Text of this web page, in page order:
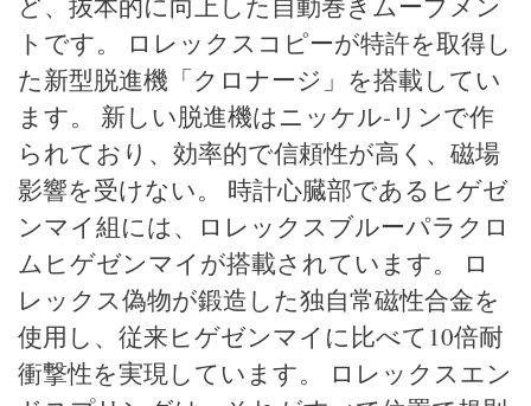
トです。 ロレックスコピーが特許を取得し
た新型脱進機「クロナージ」を搭載してい
ます。 新しい脱進機はニッケル-リンで作
られており、効率的で信頼性が高く、磁場
影響を受けない。 時計心臓部であるヒゲゼ
ンマイ組には、ロレックスブルーパラクロ
ムヒゲゼンマイが搭載されています。 ロ
レックス偽物が鍛造した独自常磁性合金を
使用し、従来ヒゲゼンマイに比べて10倍耐
衝撃性を実現しています。 ロレックスエン